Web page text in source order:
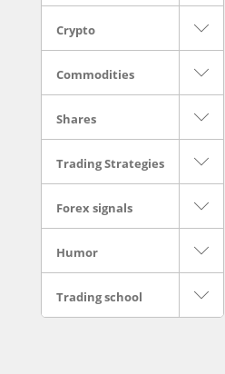
Crypto
Commodities
Shares
Trading Strategies
Forex signals
Humor
Trading school